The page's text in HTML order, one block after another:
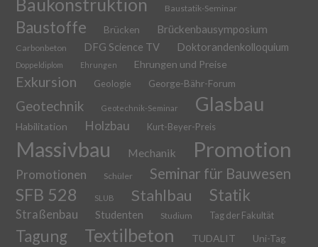
Baustatik-Seminar
Baustoffe Brücken Brückenbausymposium
Carbonbeton DFG Science TV Doktorandenkolloquium
Doppeldiplom Ehrungen Ehrungen und Preise
Exkursion Geologie George-Bähr-Forum
Geotechnik Geotechnik-Seminar Glasbau
Habilitation Holzbau Kurt-Beyer-Preis
Massivbau Mechanik Promotion
Promotionen Schüler Seminar für Bauwesen
SFB 528 SLUB Stahlbau Statik
Straßenbau Studenten Studium Tag der Fakultät
Tagung Textilbeton TUDALIT Uni-Tag